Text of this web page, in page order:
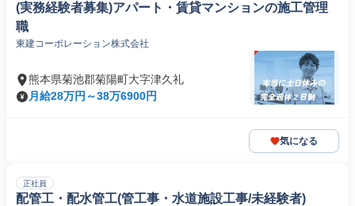
(実務経験者募集)アパート・賃貸マンションの施工管理
職
東建コーポレーション株式会社
熊本県菊池郡菊陽町大字津久礼
月給28万円～38万6900円
気になる
正社員
配管工・配水管工(管工事・水道施設工事/未経験者)